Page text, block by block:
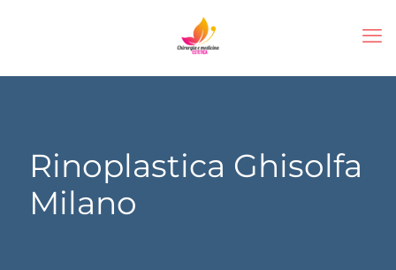
Rinoplastica Ghisolfa
Milano